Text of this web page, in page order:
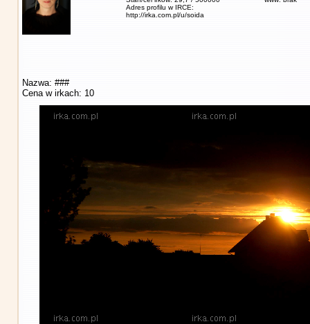
Adres profilu w IRCE:
http://irka.com.pl/u/soida
Nazwa: ###
Cena w irkach: 10